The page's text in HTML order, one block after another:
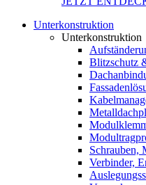
Unterkonstruktion
Unterkonstruktion
Blitzschutz
Schrauben,
Verbinder,